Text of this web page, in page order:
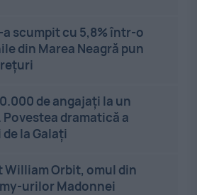
a scumpit cu 5,8% într-o
din Marea Neagră pun
de angajați la un
dramatică a
la Galați
William Orbit, omul din
urilor Madonnei